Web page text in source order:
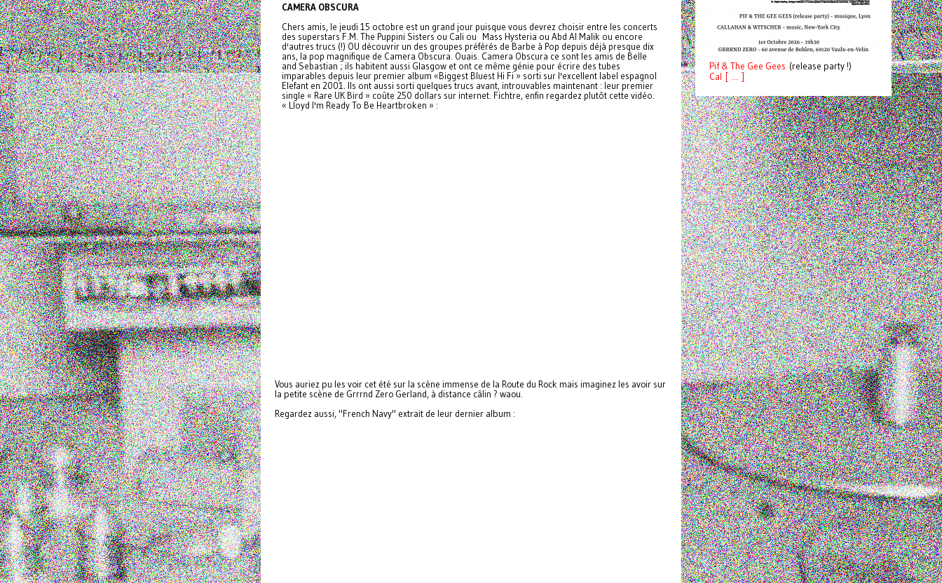
CAMERA OBSCURA
Chers amis, le jeudi 15 octobre est un grand jour puisque vous devrez choisir entre les concerts
des superstars F.M. The Puppini Sisters ou Cali ou Mass Hysteria ou Abd Al Malik ou encore
d'autres trucs (!) OU découvrir un des groupes préférés de Barbe à Pop depuis déjà presque dix
ans, la pop magnifique de Camera Obscura. Ouais. Camera Obscura ce sont les amis de Belle
and Sebastian ; ils habitent aussi Glasgow et ont ce même génie pour écrire des tubes
imparables depuis leur premier album «Biggest Bluest Hi Fi » sorti sur l'excellent label espagnol
Elefant en 2001. Ils ont aussi sorti quelques trucs avant, introuvables maintenant : leur premier
single « Rare UK Bird » coûte 250 dollars sur internet. Fichtre, enfin regardez plutôt cette vidéo.
« Lloyd I'm Ready To Be Heartbroken » :
Vous auriez pu les voir cet été sur la scène immense de la Route du Rock mais imaginez les avoir sur
la petite scène de Grrrnd Zero Gerland, à distance câlin ? waou.
Regardez aussi, "French Navy" extrait de leur dernier album :
Pif& The Gee Gees (release party !)
Cal [ ... ]